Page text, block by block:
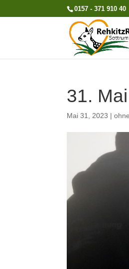
0157 - 371 910 40
31.
Mai 31, 2023 |